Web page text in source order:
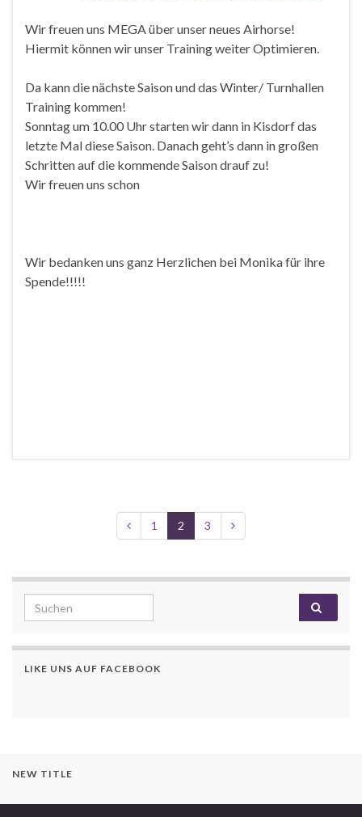
Wir freuen uns MEGA über unser neues Airhorse!
Hiermit können wir unser Training weiter Optimieren.
Da kann die nächste Saison und das Winter/ Turnhallen
Training kommen!
Sonntag um 10.00 Uhr starten wir dann in Kisdorf das
letzte Mal diese Saison. Danach geht’s dann in großen
Schritten auf die kommende Saison drauf zu!
Wir freuen uns schon
Wir bedanken uns ganz Herzlichen bei Monika für ihre
Spende!!!!!
1 2 3
Search for:
LIKE UNS AUF FACEBOOK
NEW TITLE